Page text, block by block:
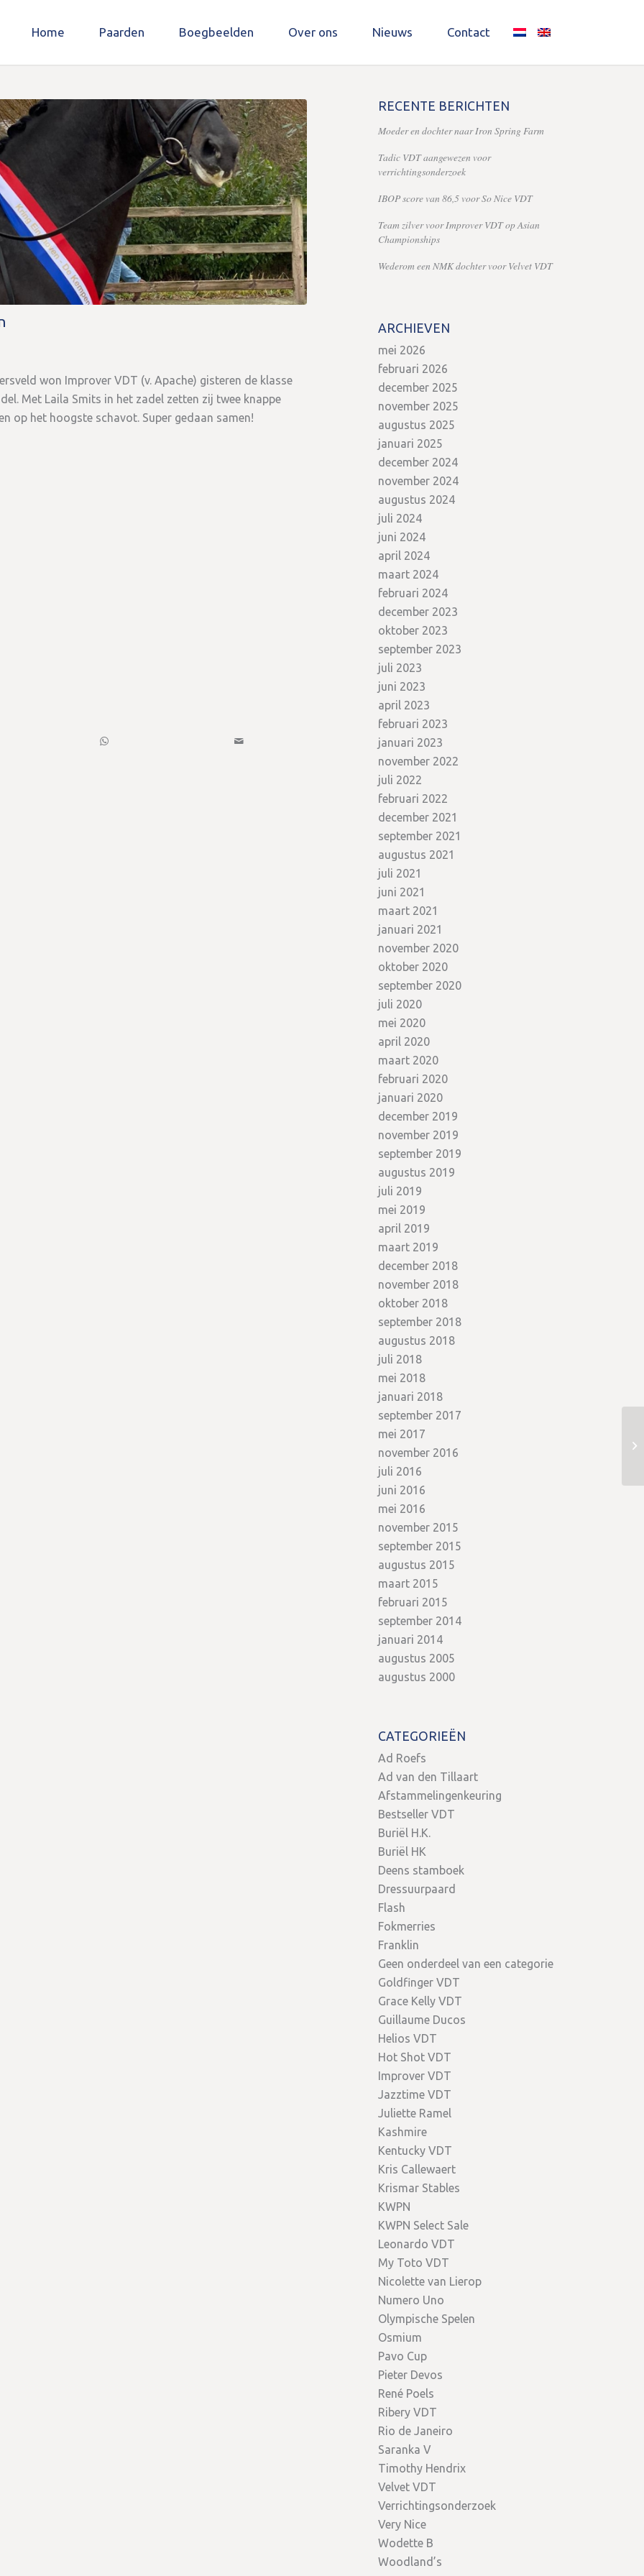
Home Paarden Boegbeelden Over ons Nieuws Contact
won Improver VDT (v. Apache) gisteren de klasse
Met Laila Smits in het zadel zetten zij twee knappe
op het hoogste schavot. Super gedaan samen!
RECENTE BERICHTEN
Moeder en dochter naar Iron Spring Farm
Tadic VDT aangewezen voor
verrichtingsonderzoek
IBOP score van 86,5 voor So Nice VDT
Team zilver voor Improver VDT op Asian
Championships
Wederom een NMK dochter voor Velvet VDT
ARCHIEVEN
mei 2026
februari 2026
december 2025
november 2025
augustus 2025
januari 2025
december 2024
november 2024
augustus 2024
juli 2024
juni 2024
april 2024
maart 2024
februari 2024
december 2023
oktober 2023
september 2023
juli 2023
juni 2023
april 2023
februari 2023
januari 2023
november 2022
juli 2022
februari 2022
december 2021
september 2021
augustus 2021
juli 2021
juni 2021
maart 2021
januari 2021
november 2020
oktober 2020
september 2020
juli 2020
mei 2020
april 2020
maart 2020
februari 2020
januari 2020
december 2019
november 2019
september 2019
augustus 2019
juli 2019
mei 2019
april 2019
maart 2019
december 2018
november 2018
oktober 2018
september 2018
augustus 2018
juli 2018
mei 2018
januari 2018
september 2017
mei 2017
november 2016
juli 2016
juni 2016
mei 2016
november 2015
september 2015
augustus 2015
maart 2015
februari 2015
september 2014
januari 2014
augustus 2005
augustus 2000
CATEGORIEËN
Ad Roefs
Ad van den Tillaart
Afstammelingenkeuring
Bestseller VDT
Buriël H.K.
Buriël HK
Deens stamboek
Dressuurpaard
Flash
Fokmerries
Franklin
Geen onderdeel van een categorie
Goldfinger VDT
Grace Kelly VDT
Guillaume Ducos
Helios VDT
Hot Shot VDT
Improver VDT
Jazztime VDT
Juliette Ramel
Kashmire
Kentucky VDT
Kris Callewaert
Krismar Stables
KWPN
KWPN Select Sale
Leonardo VDT
My Toto VDT
Nicolette van Lierop
Numero Uno
Olympische Spelen
Osmium
Pavo Cup
Pieter Devos
René Poels
Ribery VDT
Rio de Janeiro
Saranka V
Timothy Hendrix
Velvet VDT
Verrichtingsonderzoek
Very Nice
Wodette B
Woodland’s